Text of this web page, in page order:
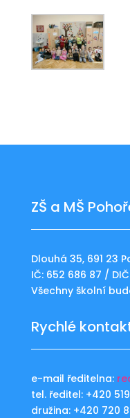
ZŠ a MŠ
Dlouhá 35, 691 23
IČ: 652 686 87 /
Všechny školní
Rychlé
e-mail ředitelna:
tel. ředitel: +420
družina: +420 720